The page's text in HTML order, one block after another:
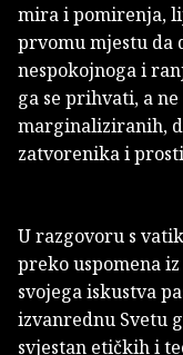
mira i pomirenja,
prvomu mjestu da
nespokojnoga i
ga se prihvati, a
marginaliziranih,
zatvorenika i
U razgovoru s
preko uspomena
svojega iskustva
izvanrednu Svetu
svjestan etičkih i